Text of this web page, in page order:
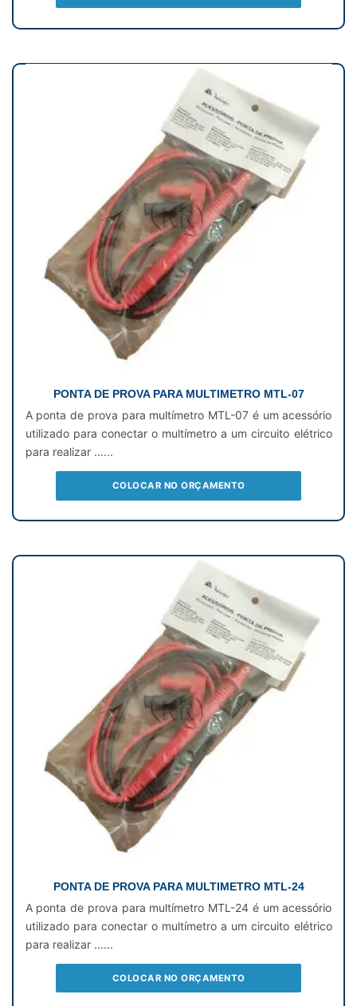
PONTA DE PROVA PARA MULTIMETRO MTL-07
A ponta de prova para multímetro MTL-07 é um acessório
utilizado para conectar o multímetro a um circuito elétrico
para realizar ......
COLOCAR NO ORÇAMENTO
PONTA DE PROVA PARA MULTIMETRO MTL-24
A ponta de prova para multímetro MTL-24 é um acessório
utilizado para conectar o multímetro a um circuito elétrico
para realizar ......
COLOCAR NO ORÇAMENTO